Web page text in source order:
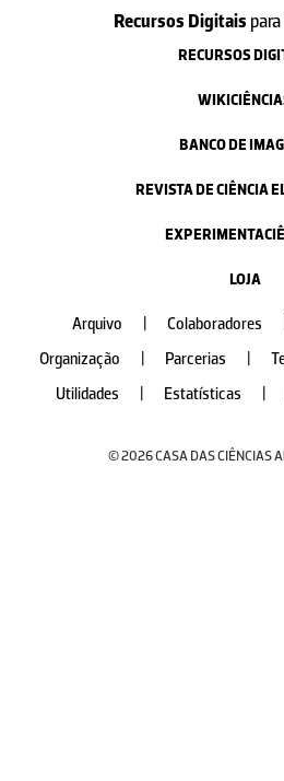
Recursos Digitais para
RECURSOS
BANCO DE
REVISTA DE CIÊNCIA
LOJA
Arquivo Colaboradores
Organização
Parcerias
Utilidades
Estatísticas
© 2026 CASA DAS CIÊNCIAS